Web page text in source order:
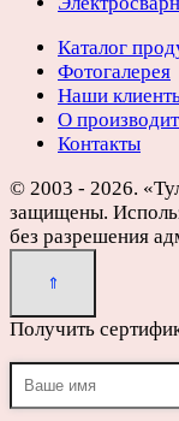
Каталог
Фотогалерея
Наши
О
Контакты
© 2003 - 2026.
защищены.
без разрешения
Получить